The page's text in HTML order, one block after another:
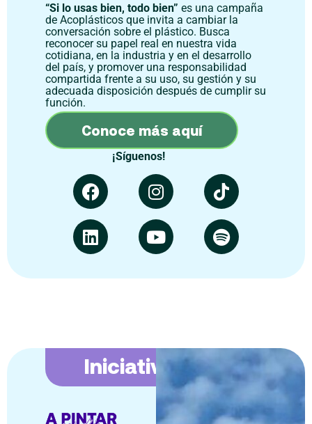
“Si lo usas bien, todo bien” es una campaña
de Acoplásticos que invita a cambiar la
conversación sobre el plástico. Busca
reconocer su papel real en nuestra vida
cotidiana, en la industria y en el desarrollo
del país, y promover una responsabilidad
compartida frente a su uso, su gestión y su
adecuada disposición después de cumplir su
función.
Conoce más aquí
¡Síguenos!
Iniciativas